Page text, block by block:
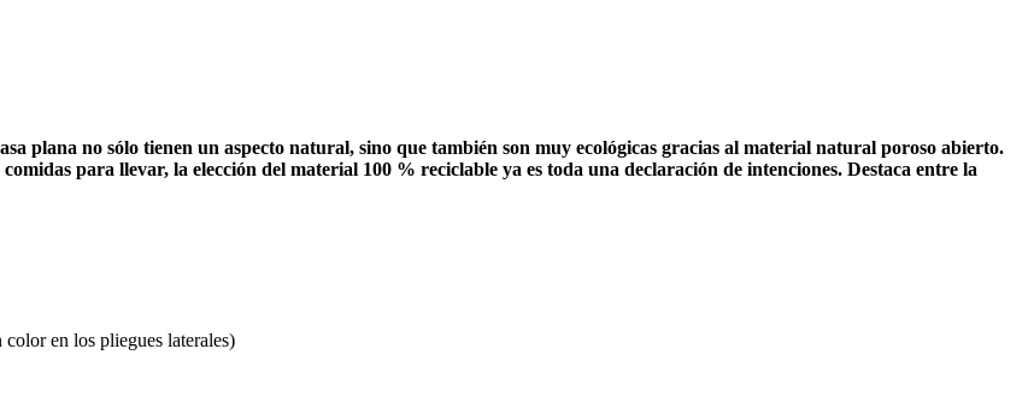
plana no sólo tienen un aspecto natural, sino que también son muy ecológicas gracias al material natural poroso abierto.
para llevar, la elección del material 100 % reciclable ya es toda una declaración de intenciones. Destaca entre la
en los pliegues laterales)